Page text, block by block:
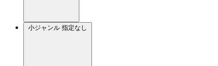
小ジャンル 指定なし